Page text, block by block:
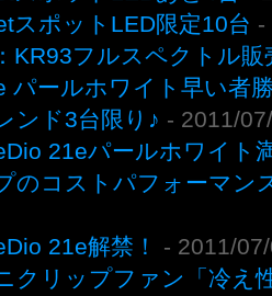
スポットLED限定10台 -
KR93フルスペクトル販
パールホワイト早い者
ンド3台限り♪ - 2011/
21eパールホワイト
のコストパフォーマン
21e解禁！
- 2011/
クリップファン「冷え